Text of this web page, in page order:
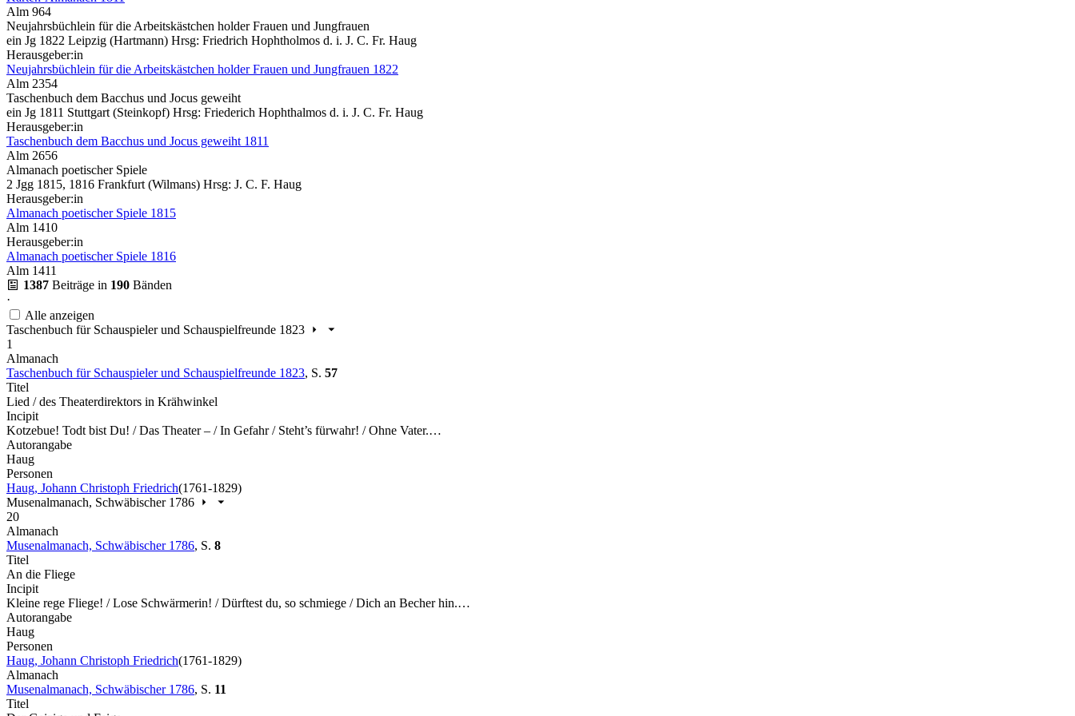
Alm 964
Neujahrsbüchlein für die Arbeitskästchen holder Frauen und Jungfrauen
ein Jg 1822 Leipzig (Hartmann) Hrsg: Friedrich Hophtholmos d. i. J. C. Fr. Haug
Herausgeber:in
Neujahrsbüchlein für die Arbeitskästchen holder Frauen und Jungfrauen 1822
Alm 2354
Taschenbuch dem Bacchus und Jocus geweiht
ein Jg 1811 Stuttgart (Steinkopf) Hrsg: Friederich Hophthalmos d. i. J. C. Fr. Haug
Herausgeber:in
Taschenbuch dem Bacchus und Jocus geweiht 1811
Alm 2656
Almanach poetischer Spiele
2 Jgg 1815, 1816 Frankfurt (Wilmans) Hrsg: J. C. F. Haug
Herausgeber:in
Almanach poetischer Spiele 1815
Alm 1410
Herausgeber:in
Almanach poetischer Spiele 1816
Alm 1411
1387 Beiträge in 190 Bänden
·
Alle anzeigen
Taschenbuch für Schauspieler und Schauspielfreunde 1823
1
Almanach
Taschenbuch für Schauspieler und Schauspielfreunde 1823, S. 57
Titel
Lied / des Theaterdirektors in Krähwinkel
Incipit
Kotzebue! Todt bist Du! / Das Theater – / In Gefahr / Steht’s fürwahr! / Ohne Vater.…
Autorangabe
Haug
Personen
Haug, Johann Christoph Friedrich(1761-1829)
Musenalmanach, Schwäbischer 1786
20
Almanach
Musenalmanach, Schwäbischer 1786, S. 8
Titel
An die Fliege
Incipit
Kleine rege Fliege! / Lose Schwärmerin! / Dürftest du, so schmiege / Dich an Becher hin.…
Autorangabe
Haug
Personen
Haug, Johann Christoph Friedrich(1761-1829)
Almanach
Musenalmanach, Schwäbischer 1786, S. 11
Titel